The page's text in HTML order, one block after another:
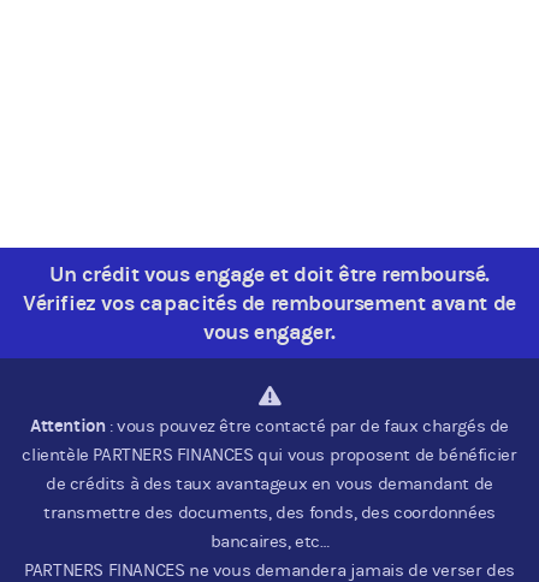
Un crédit vous engage et doit être remboursé.
Vérifiez vos capacités de remboursement avant de
vous engager.
Attention: vous pouvez être contacté par de faux chargés de
clientèle PARTNERS FINANCES qui vous proposent de bénéficier
de crédits à des taux avantageux en vous demandant de
transmettre des documents, des fonds, des coordonnées
bancaires, etc…
PARTNERS FINANCES ne vous demandera jamais de verser des